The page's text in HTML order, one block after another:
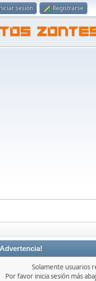
sesión Registrarse
Solamente usuarios
Por favor inicia sesión más